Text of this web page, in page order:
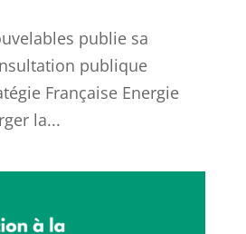
publie sa
publique
Française Energie
la...